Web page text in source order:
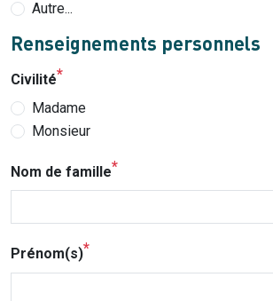
Autre...
Renseignements personnels
Civilité
Madame
Monsieur
Nom de famille
Prénom(s)